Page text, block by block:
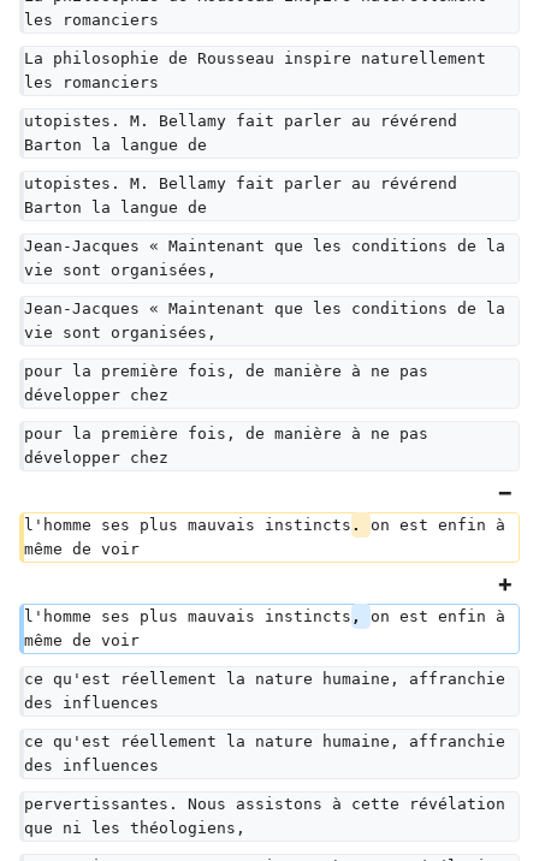
les romanciers
La philosophie de Rousseau inspire naturellement
les romanciers
utopistes. M. Bellamy fait parler au révérend
Barton la langue de
utopistes. M. Bellamy fait parler au révérend
Barton la langue de
Jean-Jacques « Maintenant que les conditions de la
vie sont organisées,
Jean-Jacques « Maintenant que les conditions de la
vie sont organisées,
pour la première fois, de manière à ne pas
développer chez
pour la première fois, de manière à ne pas
développer chez
l'homme ses plus mauvais instincts . on est enfin à
même de voir
l'homme ses plus mauvais instincts , on est enfin à
même de voir
ce qu'est réellement la nature humaine, affranchie
des influences
ce qu'est réellement la nature humaine, affranchie
des influences
pervertissantes. Nous assistons à cette révélation
que ni les théologiens,